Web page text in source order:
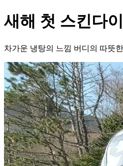
새해 첫 스킨다
차가운 냉탕의 느낌 버디의 따뜻